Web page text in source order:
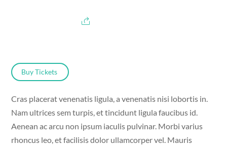
Buy Tickets
Cras placerat venenatis ligula, a venenatis nisi lobortis in.
Nam ultrices sem turpis, et tincidunt ligula faucibus id.
Aenean ac arcu non ipsum iaculis pulvinar. Morbi varius
rhoncus leo, et facilisis dolor ullamcorper vel. Mauris